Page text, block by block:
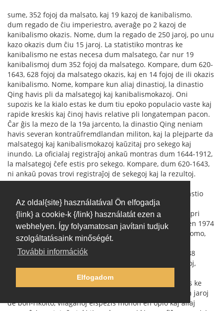
Az oldal{site} használatával Ön elfogadja
{link} a cookie-k {/link} használatát ezen a
webhelyen. Így folyamatosan javítani tudjuk
szolgáltatásaink minőségét.
További információk
Elfogadom
sume, 352 fojoj da malsato, kaj 19 kazoj de kanibalismo.
dum regado de ĉiu imperiestro, averaĝe po 2 kazoj de
kanibalismo okazis. Nome, dum la regado de 250 jaroj, po unu
kazo okazis dum ĉiu 15 jaroj. La statistiko montras ke
kanibalismo ne estas necesa dum malsatego, ĉar nur 19
kanibalismoj dum 352 fojoj da malsatego. Kompare, dum 620-
1643, 628 fojoj da malsatego okazis, kaj en 14 fojoj de ili okazis
kanibalismo. Nome, kompare kun aliaj dinastioj, la dinastio
Qing havis pli da malsategoj kaj kanibalismokazoj. Oni
supozis ke la kialo estas ke dum tiu epoko populacio vaste kaj
rapide kreskis kaj ĉinoj havis relative pli longatempan pacon.
Ĉar ĝis la mezo de la 19a jarcento, la dinastio Qing neniam
havis severan kontraŭfremdlandan militon, kaj la plejparte da
malsategoj kaj kanibalismokazoj kaŭzitaj pro sekego kaj
inundo. La oficialaj registraĵoj ankaŭ montras dum 1644-1912,
la malsategoj ĉefe estis pro sekego. Kompare, dum 620-1643,
ni ankaŭ povas trovi registraĵoj de sekegoj kaj la rezultoj.
La 《清史稿》（"la manskribaĵo de la historio de la dinastio
Qing"）ne montris la severecon de malsatego kaj
kanibalismo. Tamen aliaj dokumentoj suplikis detalojn pri
kanibalismo dum 1874-1877. Unu arkeologiista teamo en 1974
hazarde trovis ŝtonmonumentaĵo en muro de iu olda domo,
en kiu oni registris teruran situacion de farmistoj dum
sekego. Antaŭ sekego, la vilaĝo havis 51 familiojn kaj 188
personojn. Post tio, nur restis 17 familioj kaj 35 personoj,
perdiĝis 70 % da populacio, pro malsatego. Por travivi,
gepatroj manĝis gefilojn. La oldulo en la vilaĝo admonis ke
homoj ne preparis por naturaj katastrofoj. Li diris ke en jaroj
de bon-rikolto, vilaĝanoj elspezis monon en opio kaj aliaj